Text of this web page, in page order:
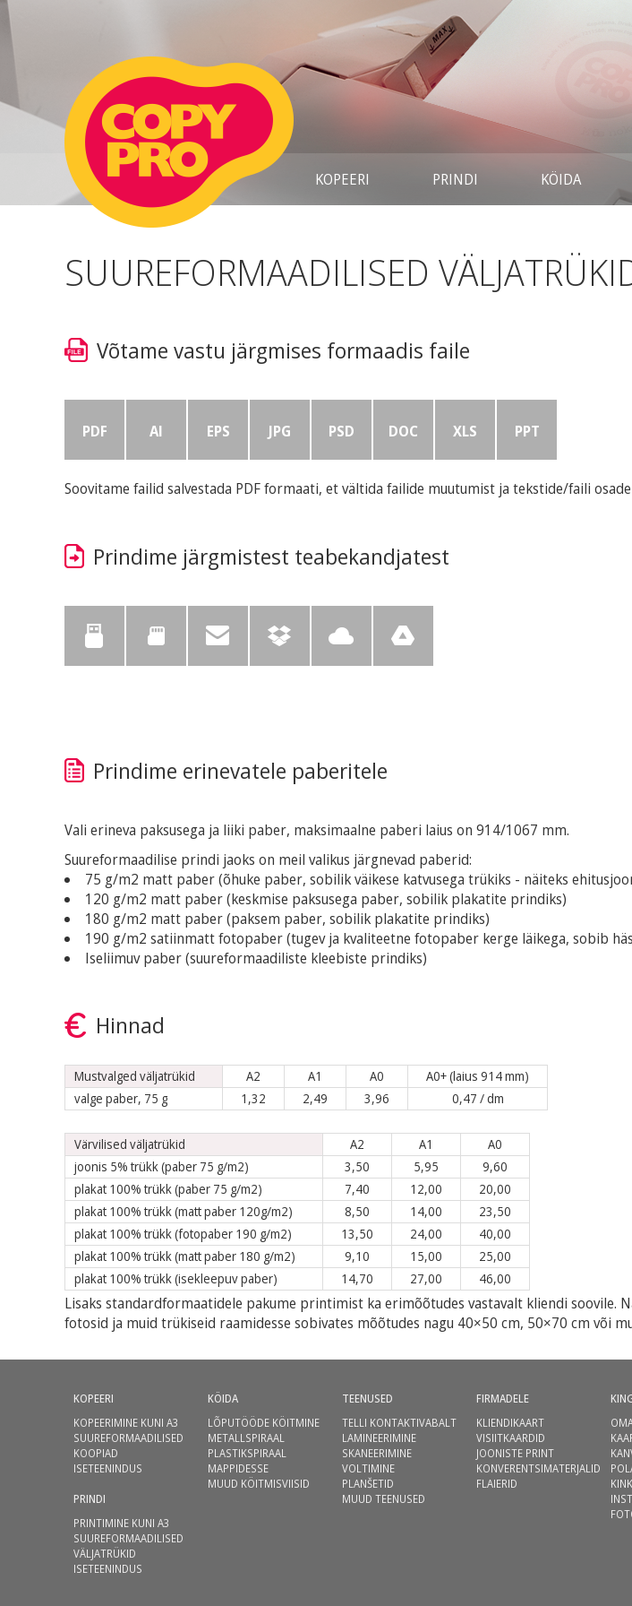
KOPEERI PRINDI KÖIDA
SUUREFORMAADILISED
Võtame vastu järgmises formaadis faile
PDF AI EPS JPG PSD DOC XLS PPT
Soovitame failid salvestada PDF formaati, et vältida failide muutumist ja tekstide/faili
Prindime järgmistest teabekandjatest
Prindime erinevatele paberitele
Vali erineva paksusega ja liiki paber, maksimaalne paberi laius on 914/1067 mm.
Suureformaadilise prindi jaoks on meil valikus järgnevad paberid:
75 g/m2 matt paber (õhuke paber, sobilik väikese katvusega trükiks - näiteks
120 g/m2 matt paber (keskmise paksusega paber, sobilik plakatite prindiks)
180 g/m2 matt paber (paksem paber, sobilik plakatite prindiks)
190 g/m2 satiinmatt fotopaber (tugev ja kvaliteetne fotopaber kerge läikega, sobib
Iseliimuv paber (suureformaadiliste kleebiste prindiks)
Hinnad
Mustvalged väljatrükid A2 A1 A0
A0+ (laius 914 mm)
valge paber, 75 g
1,32 2,49 3,96 0,47 / dm
Värvilised väljatrükid A2 A1
A0
joonis 5% trükk (paber 75 g/m2)
3,50 5,95
9,60
plakat 100% trükk (paber 75 g/m2)
7,40 12,00
20,00
plakat 100% trükk (matt paber 120g/m2)
8,50 14,00
23,50
plakat 100% trükk (fotopaber 190 g/m2)
13,50 24,00
40,00
plakat 100% trükk (matt paber 180 g/m2)
9,10 15,00
25,00
plakat 100% trükk (isekleepuv paber)
14,70 27,00 46,00
Lisaks standardformaatidele pakume printimist ka erimõõtudes vastavalt kliendi soovile.
fotosid ja muid trükiseid raamidesse sobivates mõõtudes nagu 40×50 cm, 50×70 cm või
KOPEERI
KOPEERIMINE KUNI A3
SUUREFORMAADILISED
KOOPIAD
ISETEENINDUS
PRINDI
PRINTIMINE KUNI A3
SUUREFORMAADILISED
VÄLJATRÜKID
ISETEENINDUS
KÖIDA
LÕPUTÖÖDE KÖITMINE
METALLSPIRAAL
PLASTIKSPIRAAL
MAPPIDESSE
MUUD KÖITMISVIISID
TEENUSED
TELLI KONTAKTIVABALT
LAMINEERIMINE
SKANEERIMINE
VOLTIMINE
PLANŠETID
MUUD TEENUSED
FIRMADELE
KLIENDIKAART
VISIITKAARDID
JOONISTE PRINT
KONVERENTSIMATERJALID
FLAIERID